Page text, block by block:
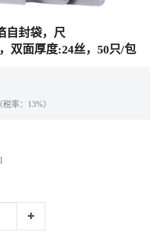
自封袋，尺
双面厚度:24丝，50只/包
税率：13%）